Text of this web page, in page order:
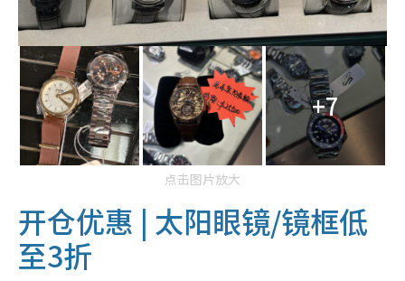
+7
点击图片放大
开仓优惠 | 太阳眼镜/镜框低
至3折